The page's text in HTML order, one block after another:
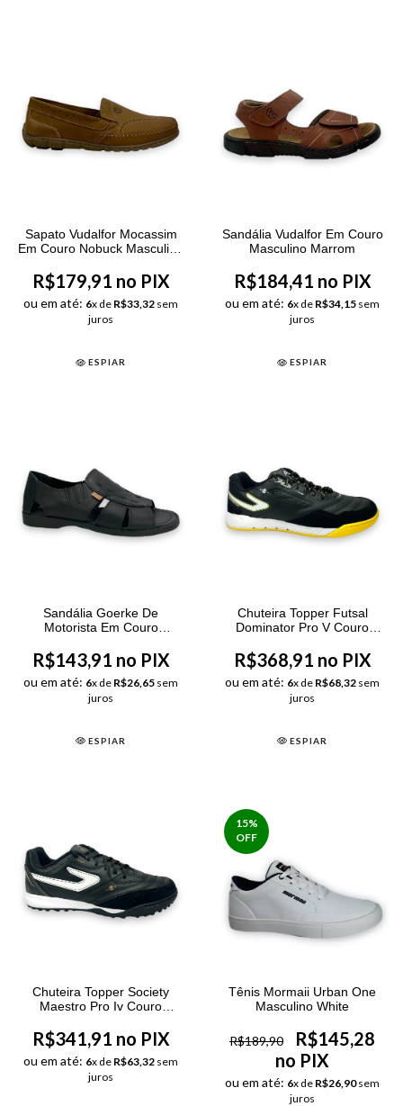
Sapato Vudalfor Mocassim
Em Couro Nobuck Masculino
R$179,91 no PIX
ou em até: 6x de R$33,32 sem
juros
ESPIAR
Sandália Vudalfor Em Couro
Masculino Marrom
R$184,41 no PIX
ou em até: 6x de R$34,15 sem
juros
ESPIAR
Sandália Goerke De
Motorista Em Couro
R$143,91 no PIX
ou em até: 6x de R$26,65 sem
juros
ESPIAR
Chuteira Topper Futsal
Dominator Pro V Couro
R$368,91 no PIX
ou em até: 6x de R$68,32 sem
juros
ESPIAR
Chuteira Topper Society
Maestro Pro Iv Couro
R$341,91 no PIX
ou em até: 6x de R$63,32 sem
juros
15%
OFF
Tênis Mormaii Urban One
Masculino White
R$189,90
R$145,28
no PIX
ou em até: 6x de R$26,90sem
juros